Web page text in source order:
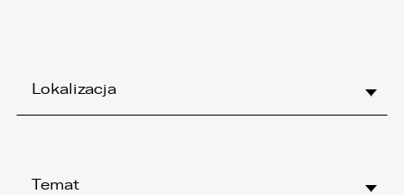
Lokalizacja
Temat